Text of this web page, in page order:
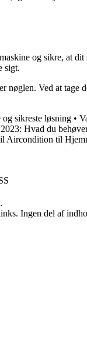
og sikre, at
sigt.
Ved at
sikreste løsning •
Hvad du
Aircondition til
Ingen del af